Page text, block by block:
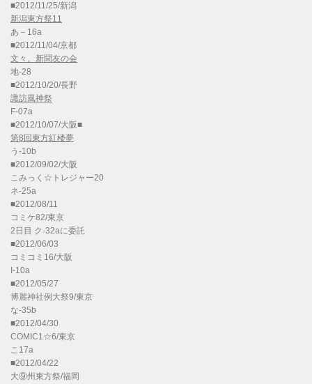
■2012/11/25/新潟
新潟東方祭11
あ－16a
■2012/11/04/京都
文々。新聞友の会
地-28
■2012/10/20/長野
諏訪風神祭
F-07a
■2012/10/07/大阪■
第8回東方紅楼夢
う-10b
■2012/09/02/大阪
こみっく☆トレジャー20
ネ-25a
■2012/08/11
コミケ82/東京
2日目 ク-32aに委託
■2012/06/03
コミコミ16/大阪
I-10a
■2012/05/27
博麗神社例大祭9/東京
な-35b
■2012/04/30
COMIC1☆6/東京
こ17a
■2012/04/22
大⑨州東方祭/福岡